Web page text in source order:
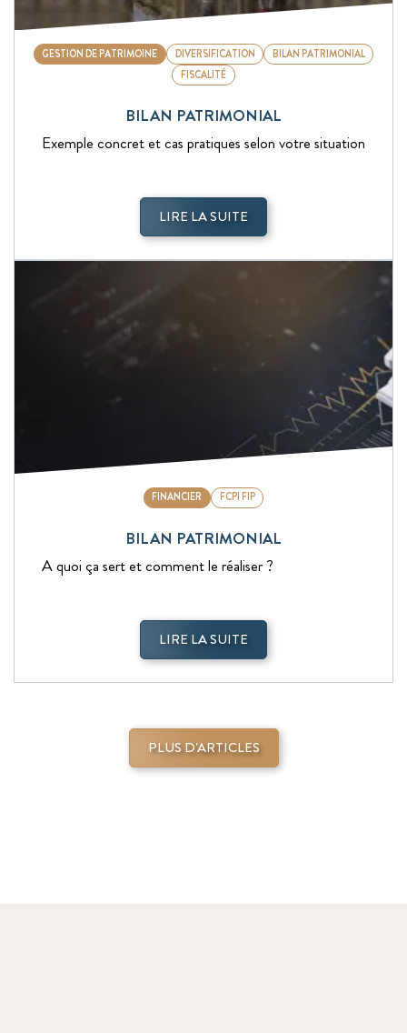
DIVERSIFICATION BILAN PATRIMONIAL
GESTION DE PATRIMOINE
FISCALITÉ
BILAN PATRIMONIAL
Exemple concret et cas pratiques selon votre situation
LIRE LA SUITE
FINANCIER FCPI FIP
BILAN PATRIMONIAL
A quoi ça sert et comment le réaliser ?
LIRE LA SUITE
PLUS D'ARTICLES